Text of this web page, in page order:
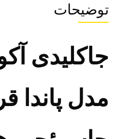
توضیحات
جاکلیدی
مدل پاندا